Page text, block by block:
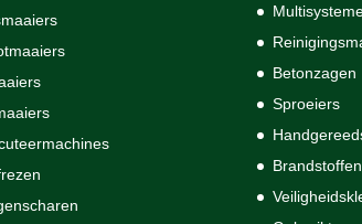
Betonzagen
Sproeiers
Brandstoffen